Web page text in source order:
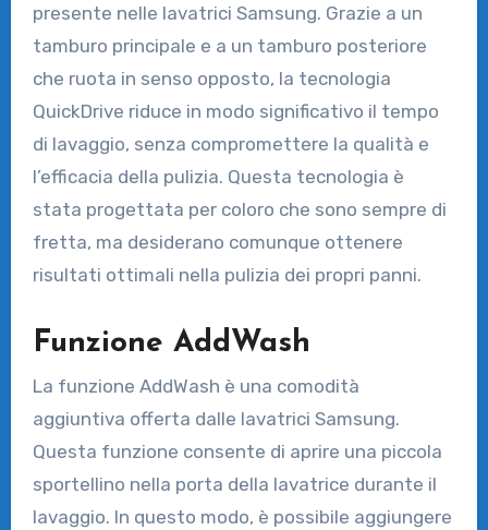
presente nelle lavatrici Samsung. Grazie a un
tamburo principale e a un tamburo posteriore
che ruota in senso opposto, la tecnologia
QuickDrive riduce in modo significativo il tempo
di lavaggio, senza compromettere la qualità e
l’efficacia della pulizia. Questa tecnologia è
stata progettata per coloro che sono sempre di
fretta, ma desiderano comunque ottenere
risultati ottimali nella pulizia dei propri panni.
Funzione AddWash
La funzione AddWash è una comodità
aggiuntiva offerta dalle lavatrici Samsung.
Questa funzione consente di aprire una piccola
sportellino nella porta della lavatrice durante il
lavaggio. In questo modo, è possibile aggiungere